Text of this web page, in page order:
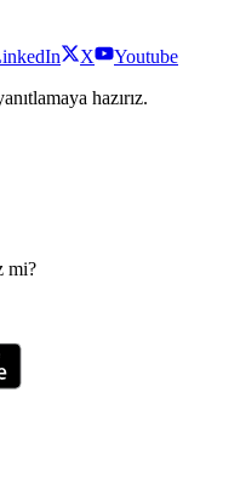
X
Youtube
hazırız.
mi?